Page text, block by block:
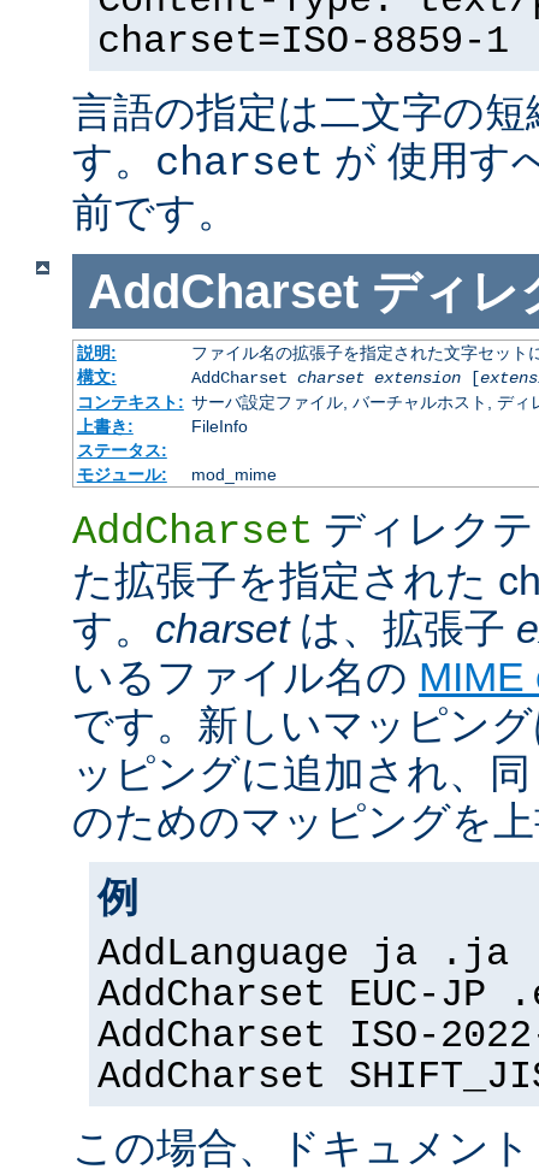
charset=ISO-8859-1
言語の指定は二文字の
す。 charset が 使用す
前です。
AddCharset ディレ
説明:
ファイル名の拡張子を指定された文字セット
構文:
AddCharset charset extension[
コンテキスト: サーバ設定ファイル, バーチャルホスト, ディ
上書き:
FileInfo
ステータス:
モジュール:
mod_mime
AddCharset ディレク
た拡張子を指定された
す。 charsetは、拡張子
いるファイル名の MIME
です。新しいマッピン
ッピングに追加され、
のためのマッピングを
例
AddLanguage ja .ja
AddCharset EUC-JP
AddCharset ISO-
AddCharset
この場合、ドキュメン